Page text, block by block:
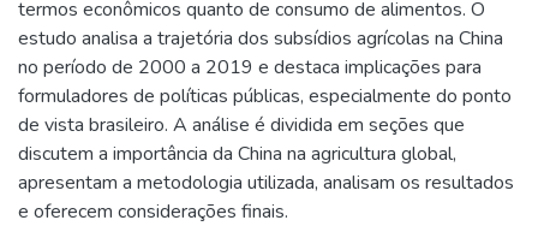
termos econômicos quanto de consumo de alimentos. O
estudo analisa a trajetória dos subsídios agrícolas na China
no período de 2000 a 2019 e destaca implicações para
formuladores de políticas públicas, especialmente do ponto
de vista brasileiro. A análise é dividida em seções que
discutem a importância da China na agricultura global,
apresentam a metodologia utilizada, analisam os resultados
e oferecem considerações finais.